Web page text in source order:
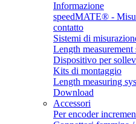
Informazione
speedMATE® -
contatto
Sistemi di
Length
Dispositivo per
Kits di montaggio
Length measuring
Download
Accessori
Per encoder